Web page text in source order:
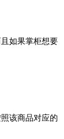
如果掌柜想要
该商品对应的